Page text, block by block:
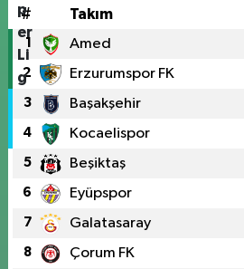
# Takım
1 Amed
2 Erzurumspor FK
3 Başakşehir
4 Kocaelispor
5 Beşiktaş
6 Eyüpspor
7 Galatasaray
8 Çorum FK